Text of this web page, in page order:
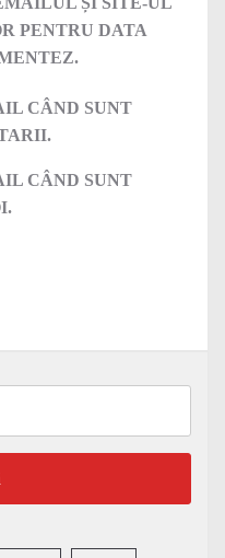
PENTRU DATA
CÂND SUNT
CÂND SUNT